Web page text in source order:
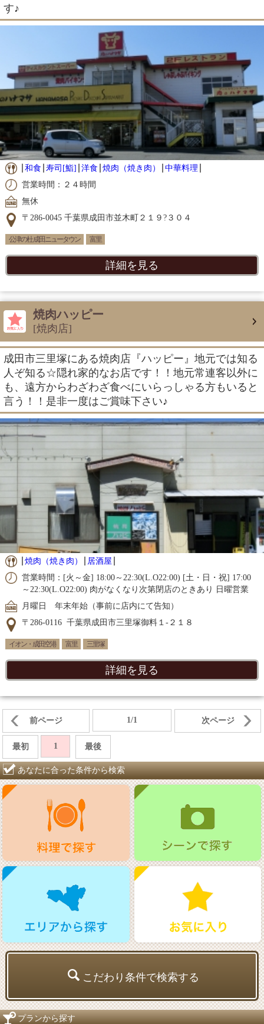
す♪
和食 寿司[鮨] 洋食 焼肉（焼き肉）
中華料理
営業時間：２４時間
無休
〒286-0045 千葉県成田市並木町２１９?３０４
公津の杜 成田ニュータウン 富里
詳細を見る
焼肉ハッピー
[焼肉店]
成田市三里塚にある焼肉店『ハッピー』地元では知る
人ぞ知る☆隠れ家的なお店です！！地元常連客以外に
も、遠方からわざわざ食べにいらっしゃる方もいると
言う！！是非一度はご賞味下さい♪
焼肉（焼き肉）
居酒屋
営業時間：[火～金] 18:00～22:30(L.O22:00) [土・日・祝] 17:00
～22:30(L.O22:00) 肉がなくなり次第閉店のときあり 日曜営業
月曜日 年末年始（事前に店内にて告知）
〒286-0116 千葉県成田市三里塚御料１-２１８
イオン・成田空港 富里 三里塚
詳細を見る
前ページ 1/1 次ページ
最初 1 最後
あなたに合った条件から検索
こだわり条件で検索する
プランから探す